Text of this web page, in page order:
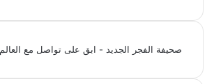
صحيفة الفجر الجديد - ابق على تواصل مع العالم